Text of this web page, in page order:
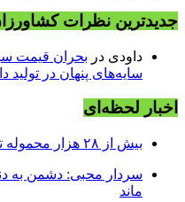
جدیدترین نظرات
داودی در بحران قیمت
سایه‌های پنهان در تولید
اخبار لحظه‌ای
بیش از ۲۸ هزار محموله تخم‌مرغ در سامانه قرنطینه ثبت شد
سردار محبی: دشمن به
ماند